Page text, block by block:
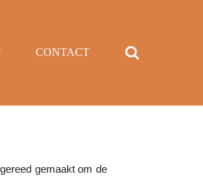
CONTACT
gemaakt om de